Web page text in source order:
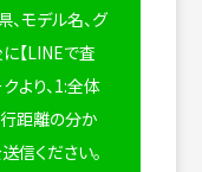
、モデル名、グ
【LINEで査
より、1:全体
距離の分か
信ください。